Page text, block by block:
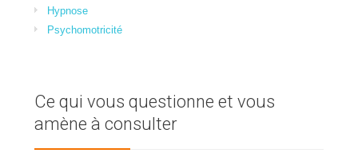
Hypnose
Psychomotricité
Ce qui vous questionne et vous
amène à consulter